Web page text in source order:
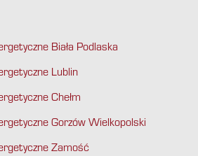
Biała Podlaska
Lublin
Chełm
Gorzów Wielkopolski
Zamość